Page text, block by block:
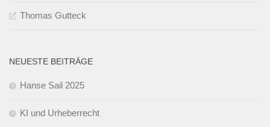
Thomas Gutteck
NEUESTE BEITRÄGE
Hanse Sail 2025
KI und Urheberrecht